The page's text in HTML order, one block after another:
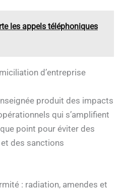
les appels téléphoniques
d’entreprise
produit des impacts
qui s’amplifient
point pour éviter des
des sanctions
: radiation, amendes et